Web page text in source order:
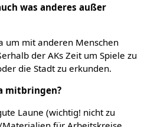
was anderes außer
um mit anderen Menschen
der AKs Zeit um Spiele zu
die Stadt zu erkunden.
mitbringen?
Laune (wichtig! nicht zu